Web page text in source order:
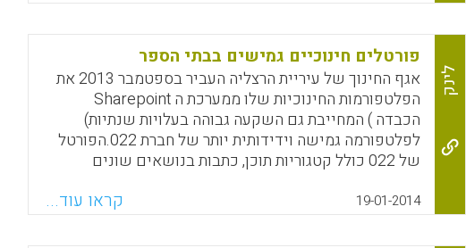
גישה פרו-אקטיבית והודיעה על לימודי חובה של תכנות
מחשבים לכל הילדים בממלכה החל מגיל 5, כך שיהיו בעלי
מיומנויות דיגיטליות גמישות.
WhatsApp
Facebook
Email
X לינק
פורטלים חינוכיים גמישים בבתי הספר
אגף החינוך של עיריית הרצליה העביר בספטמבר 2013 את
הפלטפורמות החינוכיות שלו ממערכת ה Sharepoint
הכבדה ) המחייבת גם השקעה גבוהה בעלויות שנתיות)
לפלטפורמה גמישה וידידותית יותר של חברת 022.הפורטל
של 022 כולל קטגוריות תוכן, כתבות בנושאים שונים
חדשות, תפריטים מעוצבים, מערכת תגובות, גלריית תמונות
מתחלפות, אפשרות להוספת סרטונים מיוטיוב, פורומים,
סקרים, לוח אירועים, טופס יצירת קשר, מאגר תמונות
19-01-2014 קראו עוד...